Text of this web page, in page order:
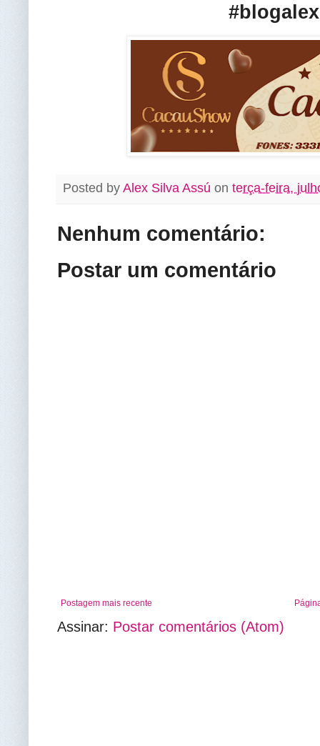
Posted by Alex Silva Assú on terça-feira,
Nenhum comentário:
Postar um comentário
Postagem mais recente
Assinar: Postar comentários (Atom)